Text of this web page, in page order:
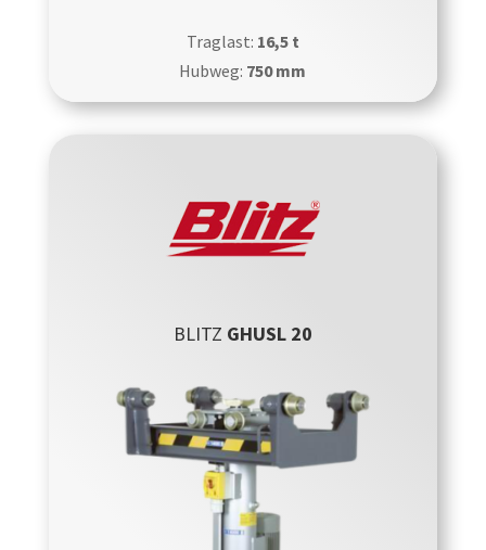
Traglast: 16,5 t
Hubweg: 750 mm
BLITZ GHUSL 20